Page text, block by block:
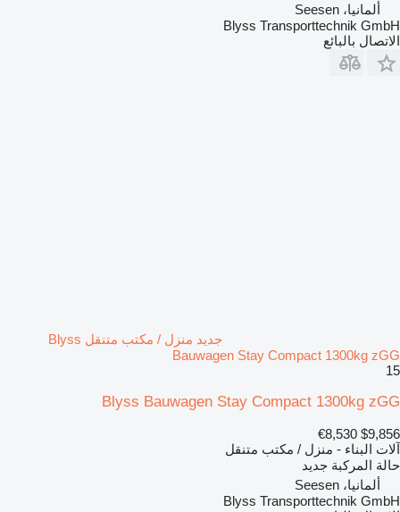
ألمانيا، Seesen
Blyss Transporttechnik GmbH
الاتصال بالبائع
جديد منزل / مكتب متنقل Blyss
Bauwagen Stay Compact 1300kg zGG
15
Blyss Bauwagen Stay Compact 1300kg zGG
$9,856
€8,530
آلات البناء - منزل / مكتب متنقل
حالة المركبة جديد
ألمانيا، Seesen
Blyss Transporttechnik GmbH